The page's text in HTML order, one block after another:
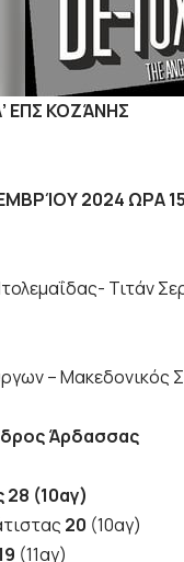
ΕΠΣ ΚΟΖΆΝΗΣ
2024 ΩΡΑ
Τιτάν
– Μακεδονικός
Άρδασσας
28 (10αγ)
20 (10αγ)
(11αγ)